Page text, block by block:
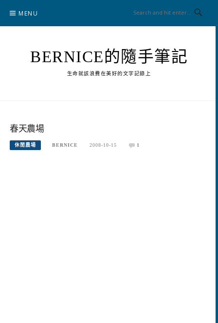
content
MENU
BERNICE的隨手筆記
生命就該浪費在美好的文字記錄上
春天農場
休閒農場 BERNICE 2008-10-15 1